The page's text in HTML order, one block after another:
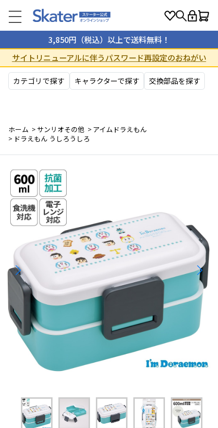
3,850円（税込）以上で送料無料！
サイトリニューアルに伴うパスワード再設定のおねがい
カテゴリで探す キャラクターで探す 交換部品を探す
ホーム > サンリオその他 > アイムドラえもん
> ドラえもん うしろうしろ